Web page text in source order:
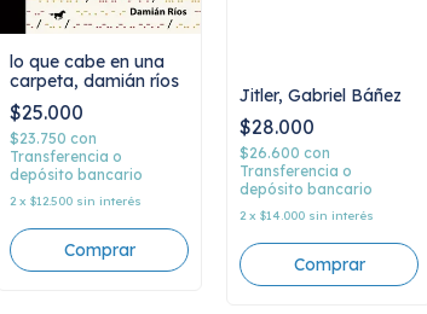
lo que cabe en una
carpeta, damián ríos
$25.000
$23.750 con
Transferencia o
depósito bancario
2 x $12.500 sin interés
Jitler, Gabriel Báñez
$28.000
$26.600 con
Transferencia o
depósito bancario
2 x $14.000 sin interés